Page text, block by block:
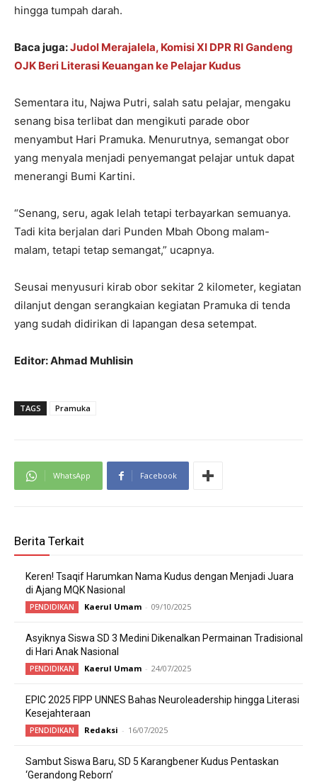
hingga tumpah darah.
Baca juga:Judol Merajalela, Komisi XI DPR RI Gandeng
OJK Beri Literasi Keuangan ke Pelajar Kudus
Sementara itu, Najwa Putri, salah satu pelajar, mengaku
senang bisa terlibat dan mengikuti parade obor
menyambut Hari Pramuka. Menurutnya, semangat obor
yang menyala menjadi penyemangat pelajar untuk dapat
menerangi Bumi Kartini.
“Senang, seru, agak lelah tetapi terbayarkan semuanya.
Tadi kita berjalan dari Punden Mbah Obong malam-
malam, tetapi tetap semangat,” ucapnya.
Seusai menyusuri kirab obor sekitar 2 kilometer, kegiatan
dilanjut dengan serangkaian kegiatan Pramuka di tenda
yang sudah didirikan di lapangan desa setempat.
Editor: Ahmad Muhlisin
TAGS Pramuka
WhatsApp Facebook
Berita Terkait
Keren! Tsaqif Harumkan Nama Kudus dengan Menjadi Juara
di Ajang MQK Nasional
PENDIDIKAN Kaerul Umam - 09/10/2025
Asyiknya Siswa SD 3 Medini Dikenalkan Permainan Tradisional
di Hari Anak Nasional
PENDIDIKAN Kaerul Umam - 24/07/2025
EPIC 2025 FIPP UNNES Bahas Neuroleadership hingga Literasi
Kesejahteraan
PENDIDIKAN Redaksi - 16/07/2025
Sambut Siswa Baru, SD 5 Karangbener Kudus Pentaskan
‘Gerandong Reborn’